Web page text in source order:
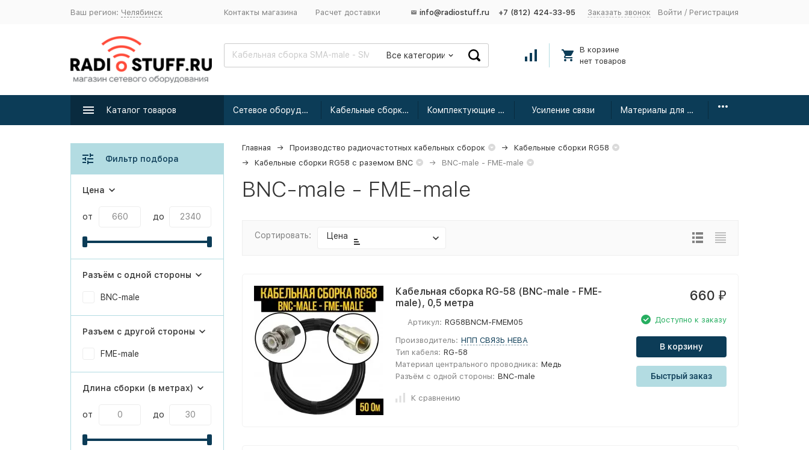
Ваш регион: Челябинск Контакты магазина Расчет доставки info@radiostuff.ru +7 (812) 424-33-95 Заказать звонок Войти / Регистрация
Все категории
В корзине
нет товаров
Каталог товаров Сетевое оборудование Кабельные сборки радиочастотные Комплектующие для усиления Усиление связи Материалы для монтажа
Главная Производство радиочастотных кабельных сборок
Кабельные сборки RG58
Кабельные сборки RG58 с раземом BNC
BNC-male - FME-male
BNC-male - FME-male
Сортировать: Цена
Кабельная сборка RG-58 (BNC-male - FME-
male), 0,5 метра
Артикул: RG58BNCM-FMEM05
Производитель: НПП СВЯЗЬ НЕВА
Тип кабеля: RG-58
Материал центрального проводника: Медь
Разъём с одной стороны: BNC-male
К сравнению
660 ₽
Доступно к заказу
В корзину
Быстрый заказ
Фильтр подбора
Цена
от до
Разъём с одной стороны
BNC-male
Разъем с другой стороны
FME-male
Длина сборки (в метрах)
от до